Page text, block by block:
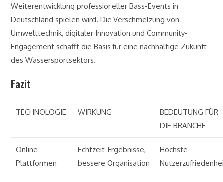
Weiterentwicklung professioneller Bass-Events in
Deutschland spielen wird. Die Verschmelzung von
Umwelttechnik, digitaler Innovation und Community-
Engagement schafft die Basis für eine nachhaltige Zukunft
des Wassersportsektors.
Fazit
TECHNOLOGIE WIRKUNG
BEDEUTUNG FÜR
DIE BRANCHE
Online
Plattformen
Echtzeit-Ergebnisse,
bessere Organisation
Höchste